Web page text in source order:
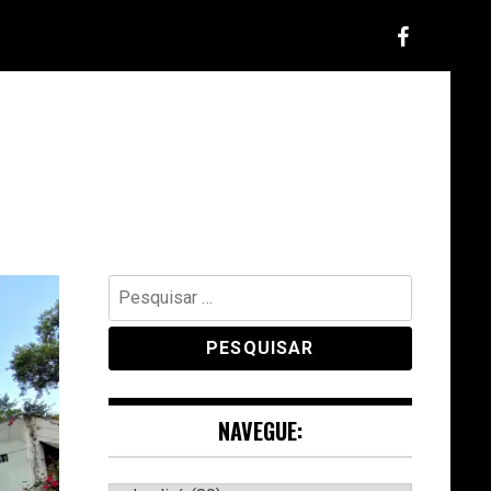
Pesquisar
por:
NAVEGUE: